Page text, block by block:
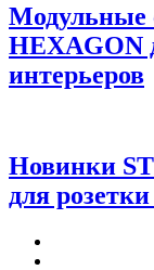
Модульные
HEXAGON
интерьеров
Новинки
для